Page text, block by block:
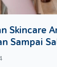
Skincare
Sampai